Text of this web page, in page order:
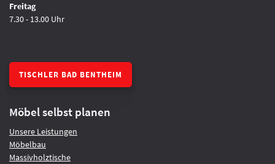
Freitag
7.30 - 13.00 Uhr
TISCHLER BAD BENTHEIM
Möbel selbst planen
Unsere Leistungen
Möbelbau
Massivholztische